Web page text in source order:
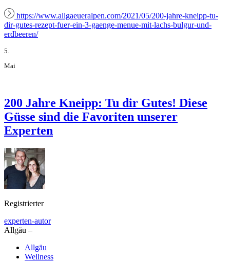
https://www.allgaeueralpen.com/2021/05/200-jahre-kneipp-tu-
dir-gutes-rezept-fuer-ein-3-gaenge-menue-mit-lachs-bulgur-und-
erdbeeren/
5.
Mai
200 Jahre Kneipp: Tu dir Gutes! Diese
Güsse sind die Favoriten unserer
Experten
Registrierter
experten-autor
Allgäu –
Allgäu
Wellness